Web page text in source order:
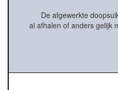
De afgewerkte
al afhalen of anders gelijk